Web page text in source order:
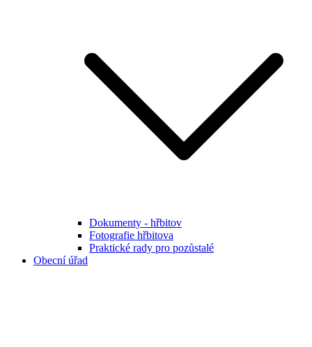
Dokumenty - hřbitov
Fotografie hřbitova
Praktické rady pro pozůstalé
Obecní úřad